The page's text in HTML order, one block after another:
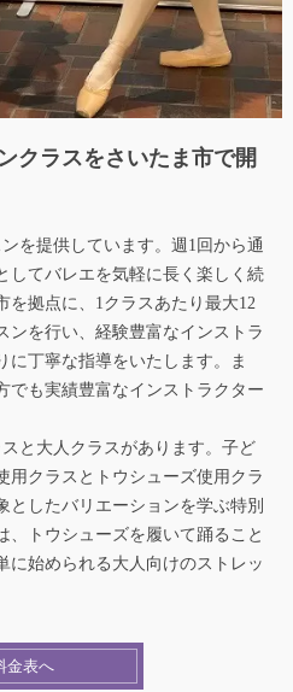
クラスをさいたま市で開
を提供しています。週1回から通
してバレエを気軽に長く楽しく続
を拠点に、1クラスあたり最大12
ンを行い、経験豊富なインストラ
に丁寧な指導をいたします。ま
でも実績豊富なインストラクター
と大人クラスがあります。子ど
用クラスとトウシューズ使用クラ
としたバリエーションを学ぶ特別
、トウシューズを履いて踊ること
に始められる大人向けのストレッ
金表へ